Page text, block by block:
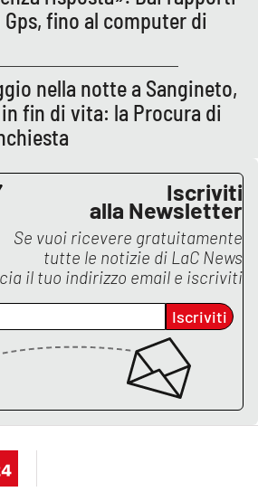
fino al computer di
nella notte a Sangineto,
fin di vita: la Procura di
Iscriviti
alla Newsletter
Se vuoi ricevere gratuitamente
tutte le notizie di LaC News
il tuo indirizzo email e iscriviti
Iscriviti